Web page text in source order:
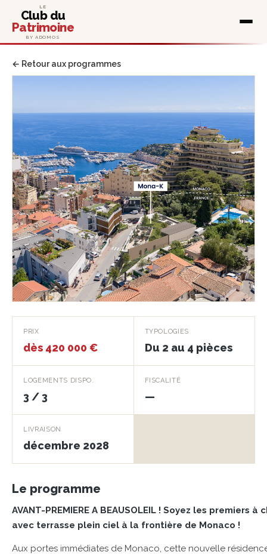
LE
Club du
Patrimoine
BY ADOMOS
← Retour aux programmes
Mona-K
BEAUSOLEIL · 06240
PRIX
dès 420 000 €
TYPOLOGIES
Du 2 au 4 pièces
LOGEMENTS DISPO.
3 / 3
FISCALITÉ
—
LIVRAISON
décembre 2028
Le programme
AVANT-PREMIERE A BEAUSOLEIL ! Soyez les
avec terrasse plein ciel à la frontière de Monaco !
Aux portes immédiates de Monaco, cette nouvelle